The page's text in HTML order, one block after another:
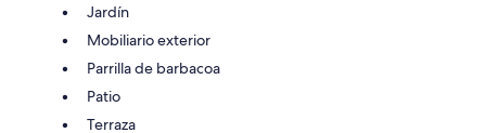
Jardín
Mobiliario exterior
Parrilla de barbacoa
Patio
Terraza